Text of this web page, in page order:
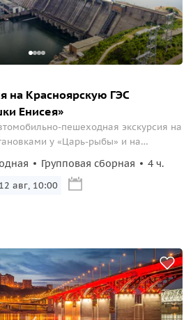
на Красноярскую ГЭС
Енисея»
пешеходная экскурсия на
у «Царь-рыбы» и на
Групповая сборная 4 ч.
авг, 10:00